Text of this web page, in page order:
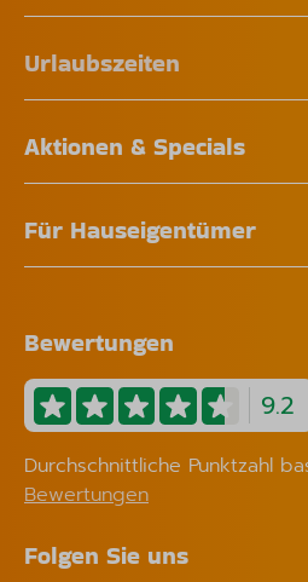
Urlaubszeiten
Aktionen & Specials
Für Hauseigentümer
Bewertungen
9.2
Durchschnittliche Punktzahl
Bewertungen
Folgen Sie uns